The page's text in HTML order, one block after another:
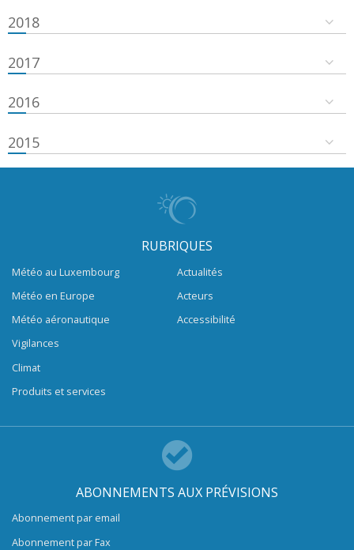
2018
2017
2016
2015
RUBRIQUES
Météo au Luxembourg
Météo en Europe
Météo aéronautique
Vigilances
Climat
Produits et services
Actualités
Acteurs
Accessibilité
ABONNEMENTS AUX PRÉVISIONS
Abonnement par email
Abonnement par Fax